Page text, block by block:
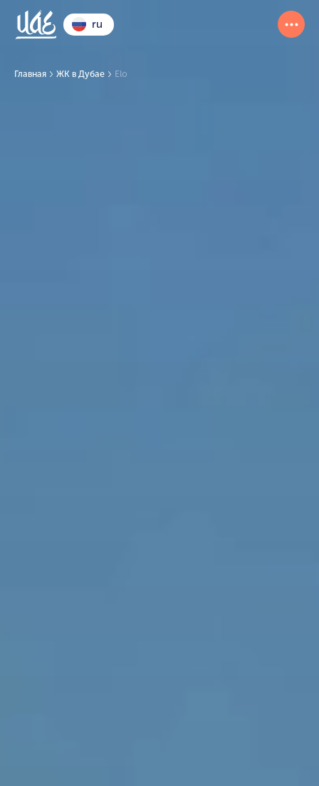
ru
Главная ЖК в Дубае Elo